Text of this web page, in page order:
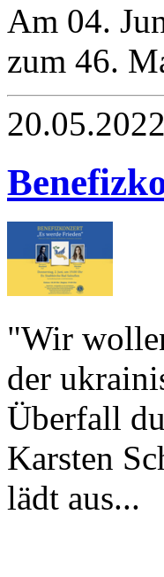
Am 04.
zum 46.
"Wir
der
Überfall
Karsten
lädt aus...